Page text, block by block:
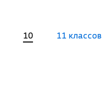
10 11 классов